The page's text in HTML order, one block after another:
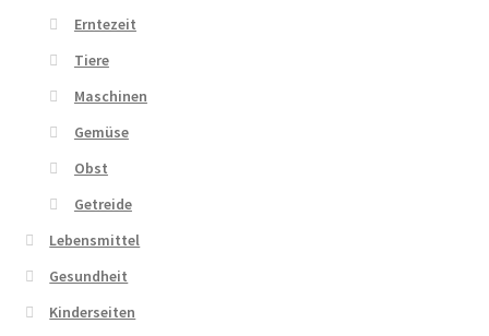
Erntezeit
Tiere
Maschinen
Gemüse
Obst
Getreide
Lebensmittel
Gesundheit
Kinderseiten